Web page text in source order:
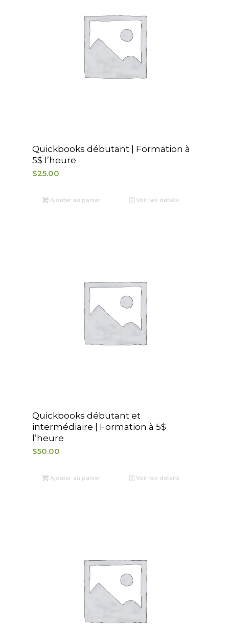
Quickbooks débutant | Formation à
5$ l’heure
$25.00
Ajouter au panier Voir les détails
Quickbooks débutant et
intermédiaire | Formation à 5$
l’heure
$50.00
Ajouter au panier Voir les détails